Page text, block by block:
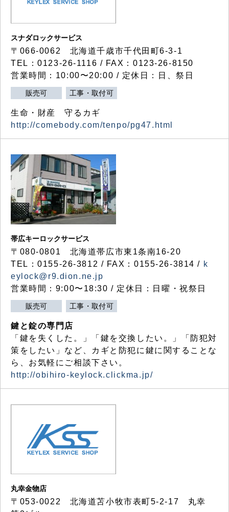
スナダロックサービス
〒066-0062 北海道千歳市千代田町6-3-1
TEL：0123-26-1116 / FAX：0123-26-8150
営業時間：10:00〜20:00 / 定休日：日、祭日
販売可 工事・取付可
生命・財産 守るカギ
http://comebody.com/tenpo/pg47.html
帯広キーロックサービス
〒080-0801 北海道帯広市東1条南16-20
TEL：0155-26-3812 / FAX：0155-26-3814 / k
eylock@r9.dion.ne.jp
営業時間：9:00〜18:30 / 定休日：日曜・祝祭日
販売可 工事・取付可
鍵と錠の専門店
「鍵を失くした。」「鍵を交換したい。」「防犯対
策をしたい」など、カギと防犯に鍵に関することな
ら、お気軽にご相談下さい。
http://obihiro-keylock.clickma.jp/
丸幸金物店
〒053-0022 北海道苫小牧市表町5-2-17 丸幸